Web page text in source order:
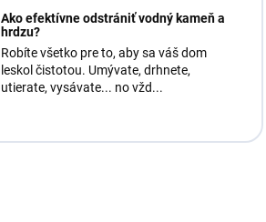
Ako efektívne odstrániť vodný kameň a
hrdzu?
Robíte všetko pre to, aby sa váš dom
leskol čistotou. Umývate, drhnete,
utierate, vysávate... no vžd...